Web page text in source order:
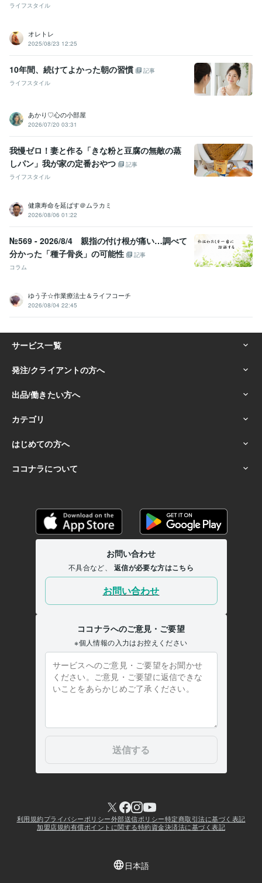
ライフスタイル
オレトレ
2025/08/23 12:25
10年間、続けてよかった朝の習慣
記事
ライフスタイル
あかり♡心の小部屋
2026/07/20 03:31
我慢ゼロ！妻と作る「きな粉と豆腐の無敵の蒸
しパン」我が家の定番おやつ
記事
ライフスタイル
健康寿命を延ばす＠ムラカミ
2026/08/06 01:22
№569 - 2026/8/4 親指の付け根が痛い…調べて
分かった「種子骨炎」の可能性
記事
コラム
ゆう子☆作業療法士＆ライフコーチ
2026/08/04 22:45